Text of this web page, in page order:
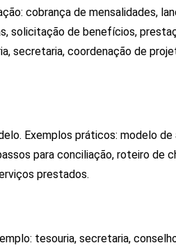
cobrança de mensalidades,
solicitação de benefícios,
secretaria, coordenação de
Exemplos práticos: modelo
para conciliação, roteiro de
prestados.
tesouria, secretaria,